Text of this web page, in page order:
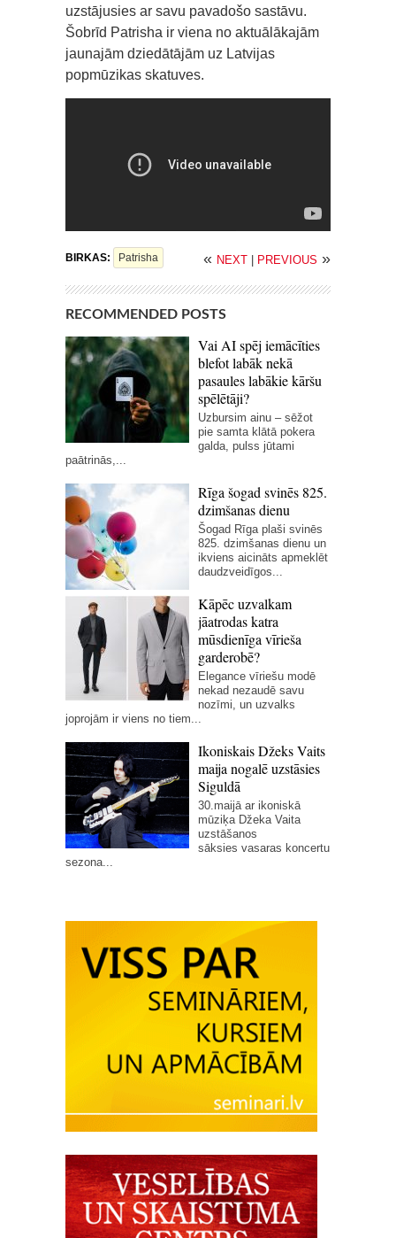
uzstājusies ar savu pavadošo sastāvu.
Šobrīd Patrisha ir viena no aktuālākajām
jaunajām dziedātājām uz Latvijas
popmūzikas skatuves.
BIRKAS: Patrisha « NEXT PREVIOUS »
RECOMMENDED POSTS
Vai AI spēj iemācīties
blefot labāk nekā
pasaules labākie kāršu
spēlētāji?
Uzbursim ainu – sēžot
pie samta klātā pokera
galda, pulss jūtami
paātrinās,...
Rīga šogad svinēs 825.
dzimšanas dienu
Šogad Rīga plaši svinēs
825. dzimšanas dienu un
ikviens aicināts apmeklēt
daudzveidīgos...
Kāpēc uzvalkam
jāatrodas katra
mūsdienīga vīrieša
garderobē?
Elegance vīriešu modē
nekad nezaudē savu
nozīmi, un uzvalks
joprojām ir viens no tiem...
Ikoniskais Džeks Vaits
maija nogalē uzstāsies
Siguldā
30.maijā ar ikoniskā
mūziķa Džeka Vaita
uzstāšanos
sāksies vasaras koncertu
sezona...